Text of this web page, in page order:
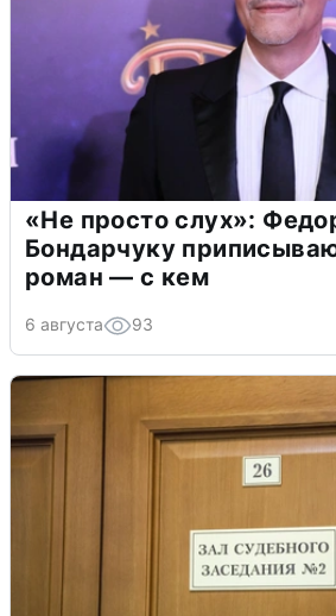
«Не просто слух»:
Бондарчуку
роман — с кем
6 августа 93